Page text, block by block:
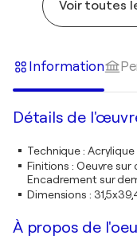
Voir toutes
Information
Détails de
Technique: Acrylique
Finitions : Oeuvre sur
Encadrement sur
Dimensions :
À propos de